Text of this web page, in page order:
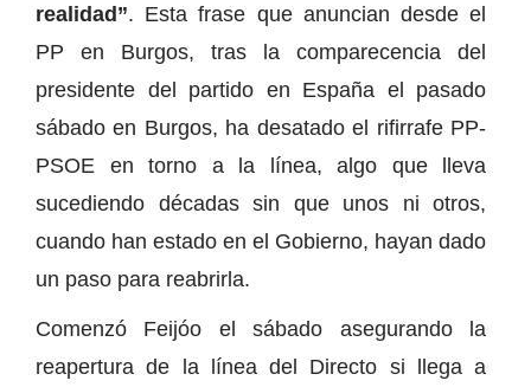
realidad”. Esta frase que anuncian desde el
PP en Burgos, tras la comparecencia del
presidente del partido en España el pasado
sábado en Burgos, ha desatado el rifirrafe PP-
PSOE en torno a la línea, algo que lleva
sucediendo décadas sin que unos ni otros,
cuando han estado en el Gobierno, hayan dado
un paso para reabrirla.
Comenzó Feijóo el sábado asegurando la
reapertura de la línea del Directo si llega a